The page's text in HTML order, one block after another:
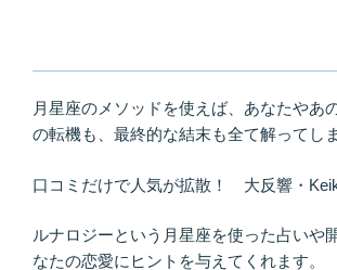
月星座のメソッドを使えば、あなたやあ
の転機も、最終的な結末も全て解ってし
口コミだけで人気が拡散！ 大反響・
ルナロジーという月星座を使った占いや
なたの恋愛にヒントを与えてくれます。